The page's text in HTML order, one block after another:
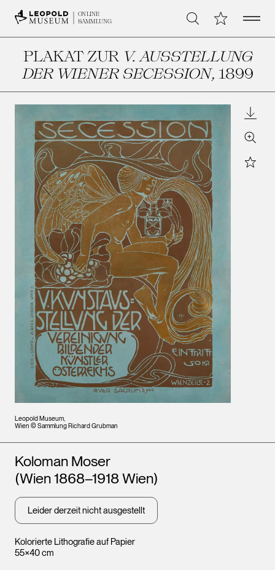
ONLINE
SAMMLUNG
Suche Meine Open
PLAKAT ZUR V. AUSSTELLUNG
DER WIENER SECESSION, 1899
Leopold Museum,
Wien © Sammlung Richard Grubman
Zoom
Star
Kolorierte Lithografie auf Papier
55×40 cm
Künstler*innen
Koloman Moser
(Wien 1868–1918 Wien)
Leider derzeit nicht ausgestellt